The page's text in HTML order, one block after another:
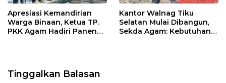
Apresiasi Kemandirian
Warga Binaan, Ketua TP.
PKK Agam Hadiri Panen
Kantor Walnag Tiku
Selatan Mulai Dibangun,
Sekda Agam: Kebutuhan
Tinggalkan Balasan